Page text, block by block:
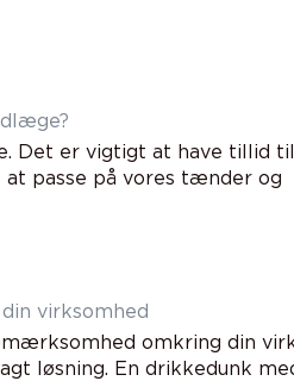
Det er vigtigt at have tillid
passe på vores tænder og
virksomhed
omkring din
løsning. En drikkedunk